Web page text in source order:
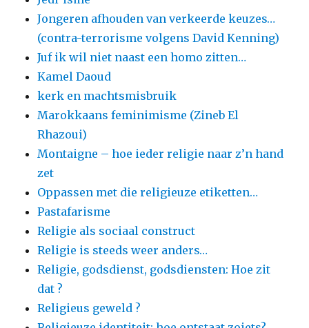
Jongeren afhouden van verkeerde keuzes…
(contra-terrorisme volgens David Kenning)
Juf ik wil niet naast een homo zitten…
Kamel Daoud
kerk en machtsmisbruik
Marokkaans feminimisme (Zineb El
Rhazoui)
Montaigne – hoe ieder religie naar z’n hand
zet
Oppassen met die religieuze etiketten…
Pastafarisme
Religie als sociaal construct
Religie is steeds weer anders…
Religie, godsdienst, godsdiensten: Hoe zit
dat ?
Religieus geweld ?